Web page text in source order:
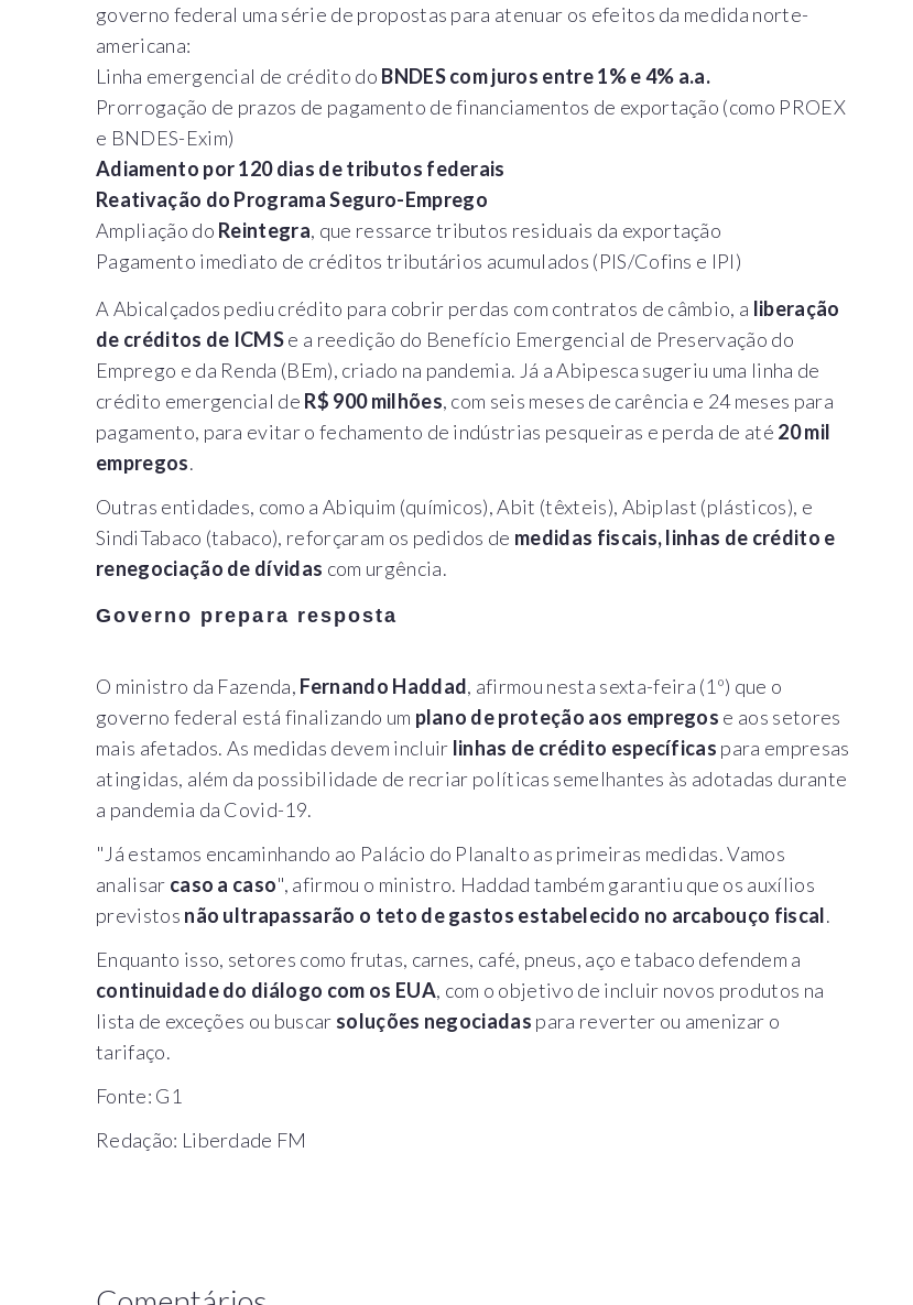
governo federal uma série de propostas para atenuar os efeitos da medida norte-
americana:
Linha emergencial de crédito do BNDES com juros entre 1% e 4% a.a.
Prorrogação de prazos de pagamento de financiamentos de exportação (como PROEX
e BNDES-Exim)
Adiamento por 120 dias de tributos federais
Reativação do Programa Seguro-Emprego
Ampliação do Reintegra, que ressarce tributos residuais da exportação
Pagamento imediato de créditos tributários acumulados (PIS/Cofins e IPI)
A Abicalçados pediu crédito para cobrir perdas com contratos de câmbio, a liberação
de créditos de ICMSe a reedição do Benefício Emergencial de Preservação do
Emprego e da Renda (BEm), criado na pandemia. Já a Abipesca sugeriu uma linha de
crédito emergencial de R$ 900 milhões, com seis meses de carência e 24 meses para
pagamento, para evitar o fechamento de indústrias pesqueiras e perda de até 20 mil
empregos.
Outras entidades, como a Abiquim (químicos), Abit (têxteis), Abiplast (plásticos), e
SindiTabaco (tabaco), reforçaram os pedidos de medidas fiscais, linhas de crédito e
renegociação de dívidas com urgência.
Governo prepara resposta
O ministro da Fazenda, Fernando Haddad, afirmou nesta sexta-feira (1º) que o
governo federal está finalizando um plano de proteção aos empregos e aos setores
mais afetados. As medidas devem incluir linhas de crédito específicas para empresas
atingidas, além da possibilidade de recriar políticas semelhantes às adotadas durante
a pandemia da Covid-19.
"Já estamos encaminhando ao Palácio do Planalto as primeiras medidas. Vamos
analisar caso a caso", afirmou o ministro. Haddad também garantiu que os auxílios
previstos não ultrapassarão o teto de gastos estabelecido no arcabouço fiscal.
Enquanto isso, setores como frutas, carnes, café, pneus, aço e tabaco defendem a
continuidade do diálogo com os EUA, com o objetivo de incluir novos produtos na
lista de exceções ou buscar soluções negociadas para reverter ou amenizar o
tarifaço.
Fonte: G1
Redação: Liberdade FM